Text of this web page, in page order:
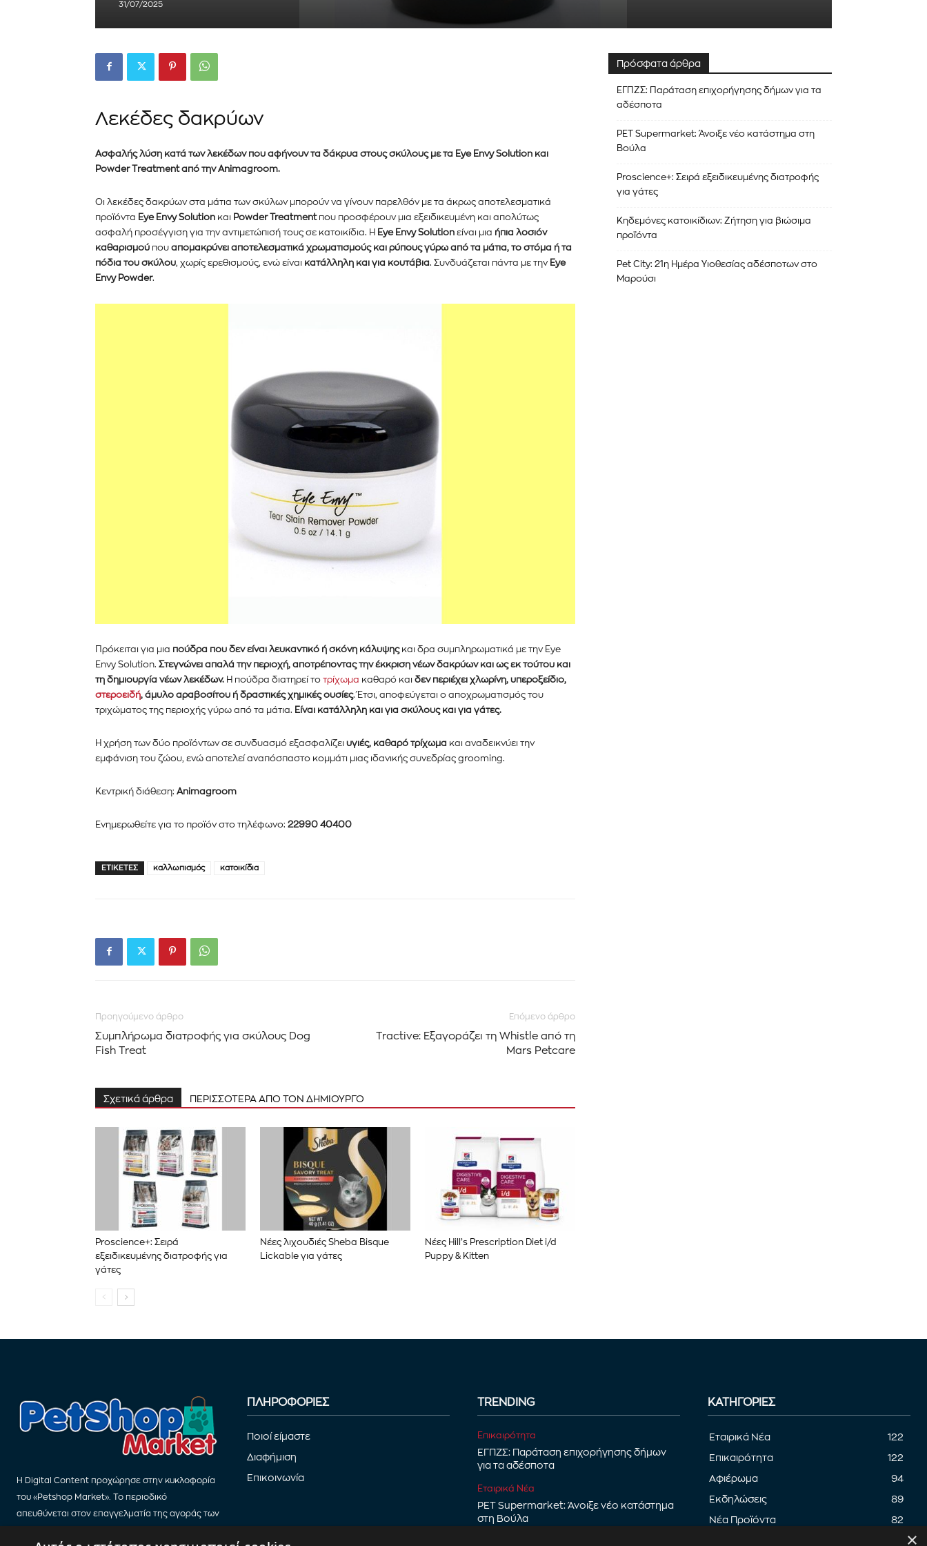
Εγγραφείτε στο Newsletter του
PetshopMarket.gr και ενημερωθείτε
πρώτοι για τα νέα προϊόντα και τις
εξελίξεις της αγοράς.
31/07/2025
Λεκέδες δακρύων
Ασφαλής λύση κατά των λεκέδων που αφήνουν τα δάκρυα στους σκύλους με τα Eye Envy Solution και
PowderTreatmentαπό τηνAnimagroom.
Οι λεκέδες δακρύων στα μάτια των σκύλων μπορούν να γίνουν παρελθόν με τα άκρως αποτελεσματικά
προϊόντα Eye Envy Solution και Powder Treatmentπου προσφέρουν μια εξειδικευμένη και απολύτως
ασφαλή προσέγγιση για την αντιμετώπισή τους σε κατοικίδια. Η Eye Envy Solution είναι μια ήπια λοσιόν
καθαρισμού που απομακρύνει αποτελεσματικά χρωματισμούς και ρύπους γύρω από τα μάτια, το στόμα ή τα
πόδια του σκύλου, χωρίς ερεθισμούς, ενώ είναι κατάλληλη και για κουτάβια. Συνδυάζεται πάντα με την Eye
Envy Powder.
Πρόκειται για μια πούδρα που δεν είναι λευκαντικό ή σκόνη κάλυψηςκαι δρα συμπληρωματικά με την Eye
Envy Solution. Στεγνώνει απαλά την περιοχή, αποτρέποντας την έκκριση νέων δακρύων και ως εκ τούτου και
τη δημιουργία νέων λεκέδων. Η πούδρα διατηρεί το τρίχωμα καθαρό και δεν περιέχει χλωρίνη, υπεροξείδιο,
στεροειδή, άμυλο αραβοσίτου ή δραστικές χημικές ουσίες. Έτσι, αποφεύγεται ο αποχρωματισμός του
τριχώματος της περιοχής γύρω από τα μάτια. Είναι κατάλληλη και για σκύλους και για γάτες.
Η χρήση των δύο προϊόντων σε συνδυασμό εξασφαλίζει υγιές, καθαρό τρίχωμα και αναδεικνύει την
εμφάνιση του ζώου, ενώ αποτελεί αναπόσπαστο κομμάτι μιας ιδανικής συνεδρίας grooming.
Κεντρική διάθεση: Animagroom
Ενημερωθείτε για το προϊόν στο τηλέφωνο: 22990 40400
ΕΤΙΚΈΤΕΣ καλλωπισμός κατοικίδια
Προηγούμενο άρθρο
Συμπλήρωμα διατροφής για σκύλους Dog
Fish Treat
Επόμενο άρθρο
Tractive: Εξαγοράζει τη Whistle από τη
Mars Petcare
Σχετικά άρθρα ΠΕΡΙΣΣΟΤΕΡΑ ΑΠΟ ΤΟΝ ΔΗΜΙΟΥΡΓΟ
Proscience+: Σειρά
εξειδικευμένης διατροφής για
γάτες
Νέες λιχουδιές Sheba Bisque
Lickable για γάτες
Νέες Hill’s Prescription Diet i/d
Puppy & Kitten
Πρόσφατα άρθρα
ΕΓΠΖΣ: Παράταση επιχορήγησης δήμων για τα
αδέσποτα
PET Supermarket: Άνοιξε νέο κατάστημα στη
Βούλα
Proscience+: Σειρά εξειδικευμένης διατροφής
για γάτες
Κηδεμόνες κατοικίδιων: Ζήτηση για βιώσιμα
προϊόντα
Pet City: 21η Ημέρα Υιοθεσίας αδέσποτων στο
Μαρούσι
Η Digital Content προχώρησε στην κυκλοφορία
του «Petshop Market». Το περιοδικό
απευθύνεται στον επαγγελματία της αγοράς των
ΠΛΗΡΟΦΟΡΙΕΣ
Ποιοί είμαστε
Διαφήμιση
Επικοινωνία
TRENDING
Επικαιρότητα
ΕΓΠΖΣ: Παράταση επιχορήγησης δήμων
για τα αδέσποτα
Εταιρικά Νέα
PET Supermarket: Άνοιξε νέο κατάστημα
στη Βούλα
ΚΑΤΗΓΟΡΊΕΣ
Εταιρικά Νέα 122
Επικαιρότητα 122
Αφιέρωμα 94
Εκδηλώσεις 89
Νέα Προϊόντα 82
×